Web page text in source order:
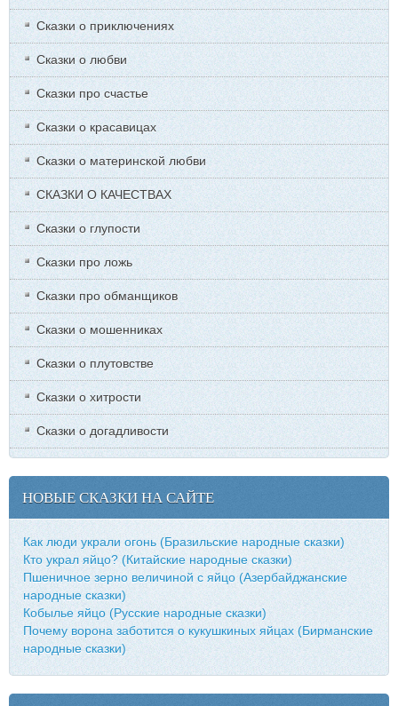
Сказки о приключениях
Сказки о любви
Сказки про счастье
Сказки о красавицах
Сказки о материнской любви
СКАЗКИ О КАЧЕСТВАХ
Сказки о глупости
Сказки про ложь
Сказки про обманщиков
Сказки о мошенниках
Сказки о плутовстве
Сказки о хитрости
Сказки о догадливости
НОВЫЕ СКАЗКИ НА САЙТЕ
Как люди украли огонь (Бразильские народные сказки)
Кто украл яйцо? (Китайские народные сказки)
Пшеничное зерно величиной с яйцо (Азербайджанские
народные сказки)
Кобылье яйцо (Русские народные сказки)
Почему ворона заботится о кукушкиных яйцах (Бирманские
народные сказки)